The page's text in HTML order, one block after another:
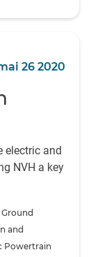
26 2020
electric and
NVH a key
and
Powertrain